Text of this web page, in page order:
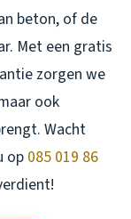
beton, of de
Met een gratis
zorgen we
ook
Wacht
op 085 019 86